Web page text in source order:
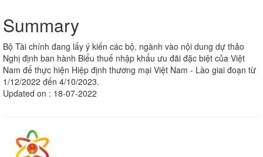
t
i
o
Summary
Bộ Tài chính đang lấy ý kiến các bộ, ngành vào nội dung dự thảo
Nghị định ban hành Biểu thuế nhập khẩu ưu đãi đặc biệt của Việt
Nam để thực hiện Hiệp định thương mại Việt Nam - Lào giai đoạn từ
1/12/2022 đến 4/10/2023.
Updated on : 18-07-2022